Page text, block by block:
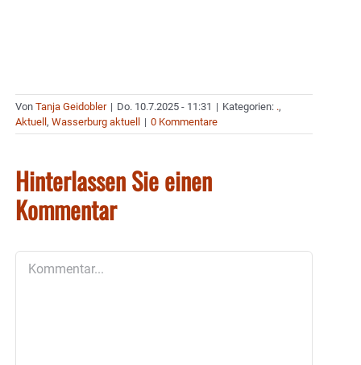
Von Tanja Geidobler | Do. 10.7.2025 - 11:31 | Kategorien: .,
Aktuell , Wasserburg aktuell | 0 Kommentare
Hinterlassen Sie einen
Kommentar